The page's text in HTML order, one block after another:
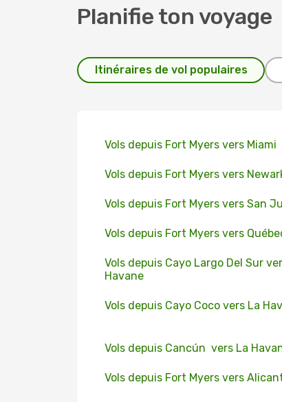
Planifie ton voyage
Itinéraires de vol populaires
Vols depuis Fort Myers vers Miami
Vols depuis Fort Myers vers
Vols depuis Fort Myers vers San
Vols depuis Fort Myers vers
Vols depuis Cayo Largo Del Sur
Havane
Vols depuis Cayo Coco vers La
Vols depuis Cancún vers La
Vols depuis Fort Myers vers